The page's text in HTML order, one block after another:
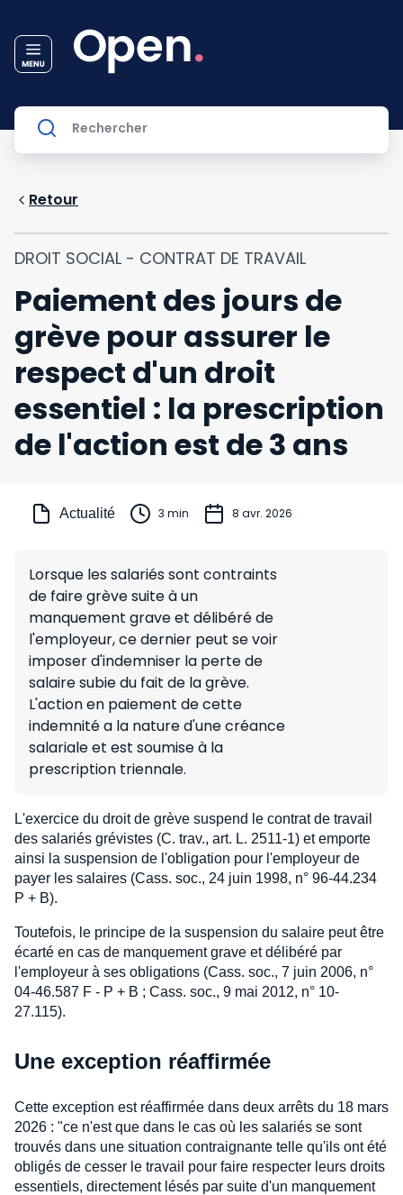
Retour
DROIT SOCIAL - CONTRAT DE TRAVAIL
Paiement des jours de
grève pour assurer le
respect d'un droit
essentiel : la prescription
de l'action est de 3 ans
Actualité 3 min 8 avr. 2026
Lorsque les salariés sont contraints
de faire grève suite à un
manquement grave et délibéré de
l'employeur, ce dernier peut se voir
imposer d'indemniser la perte de
salaire subie du fait de la grève.
L'action en paiement de cette
indemnité a la nature d'une créance
salariale et est soumise à la
prescription triennale.
L'exercice du droit de grève suspend le contrat de travail
des salariés grévistes (C. trav., art. L. 2511-1) et emporte
ainsi la suspension de l'obligation pour l'employeur de
payer les salaires (Cass. soc., 24 juin 1998, n° 96-44.234
P + B).
Toutefois, le principe de la suspension du salaire peut être
écarté en cas de manquement grave et délibéré par
l'employeur à ses obligations (Cass. soc., 7 juin 2006, n°
04-46.587 F - P + B ; Cass. soc., 9 mai 2012, n° 10-
27.115).
Une exception réaffirmée
Cette exception est réaffirmée dans deux arrêts du 18 mars
2026 : "ce n'est que dans le cas où les salariés se sont
trouvés dans une situation contraignante telle qu'ils ont été
obligés de cesser le travail pour faire respecter leurs droits
essentiels, directement lésés par suite d'un manquement